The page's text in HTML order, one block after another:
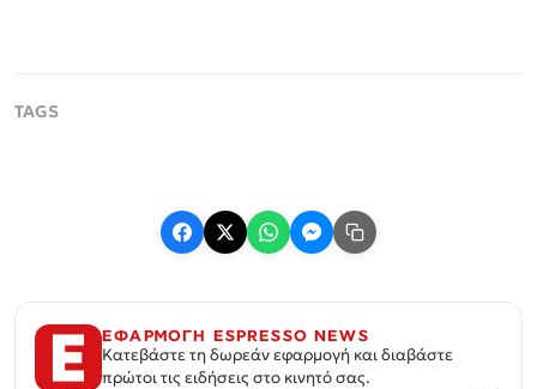
ΕΦΑΡΜΟΓΗ ESPRESSO NEWS
Κατεβάστε τη δωρεάν εφαρμογή και διαβάστε
πρώτοι τις ειδήσεις στο κινητό σας.